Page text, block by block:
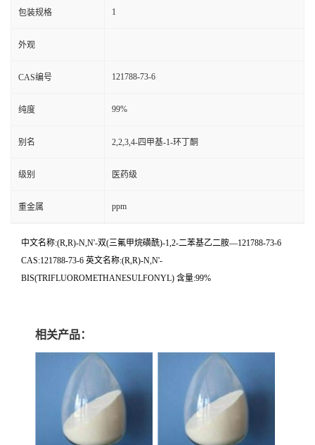
包装规格 1
外观
CAS编号 121788-73-6
纯度 99%
别名 2,2,3,4-四甲基-1-环丁酮
级别 医药级
重金属 ppm
中文名称:(R,R)-N,N'-双(三氟甲烷磺酰)-1,2-二苯基乙二胺—121788-73-6
CAS:121788-73-6 英文名称:(R,R)-N,N'-
BIS(TRIFLUOROMETHANESULFONYL) 含量:99%
相关产品：